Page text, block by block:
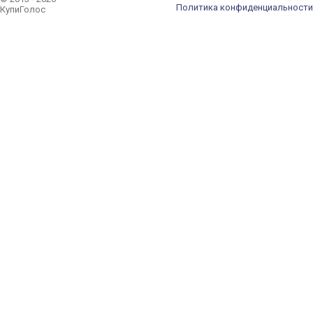
КупиГолос
Политика конфиденциальности